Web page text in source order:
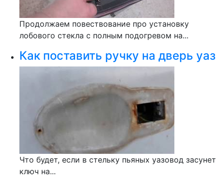
Продолжаем повествование про установку
лобового стекла с полным подогревом на...
Как поставить ручку на дверь уаз
Что будет, если в стельку пьяных уазовод засунет
ключ на...